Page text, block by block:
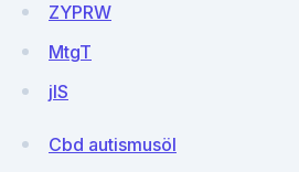
ZYPRW
MtgT
jIS
Cbd autismusöl